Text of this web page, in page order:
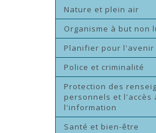
Nature et plein air
Organisme à but non
Planifier pour l'avenir
Police et criminalité
Protection des
personnels et l'accès
l'information
Santé et bien-être